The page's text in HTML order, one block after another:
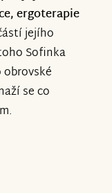
ergoterapie
jejího
Sofinka
se co